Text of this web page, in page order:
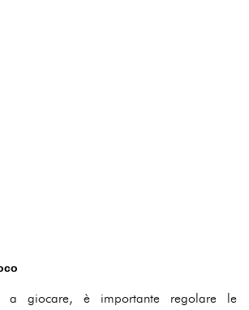
a giocare, è importante regolare le